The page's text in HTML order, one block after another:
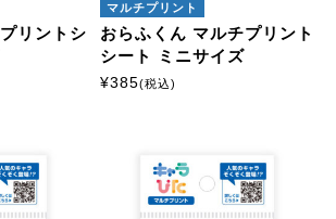
ズ A4サイズ
はがきサイズ
リントシ
マルチプリント
おらふくん マルチプリント
シート ミニサイズ
¥385(税込)